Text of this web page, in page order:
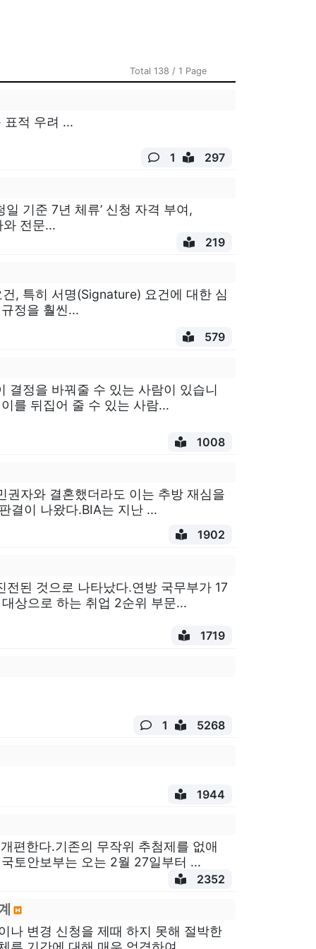
Total 138 / 1 Page
표적 우려 ...
1 297
기준 7년 체류’ 신청 자격 부여,
와 전문...
219
, 특히 서명(Signature) 요건​에 대한 심
정을 훨씬...
579
결정을 바꿔줄 수 있는 사람이 있습니
를 뒤집어 줄 수 있는 사람...
1008
자와 결혼했더라도 이는 추방 재심을
결이 나왔다.BIA는 지난 ...
1902
된 것으로 나타났다.연방 국무부가 17
상으로 하는 취업 2순위 부문...
1719
1 5268
1944
편한다.기존의 무작위 추첨제를 없애
토안보부는 오는 2월 27일부터 ...
2352
나 변경 신청을 제때 하지 못해 절박한